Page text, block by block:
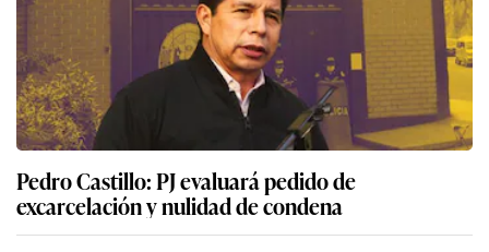
Pedro Castillo: PJ evaluará pedido de
excarcelación y nulidad de condena